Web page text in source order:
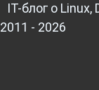
IT-блог о
2011 - 2026